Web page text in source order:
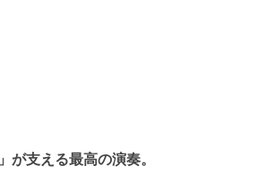
支える最高の演奏。